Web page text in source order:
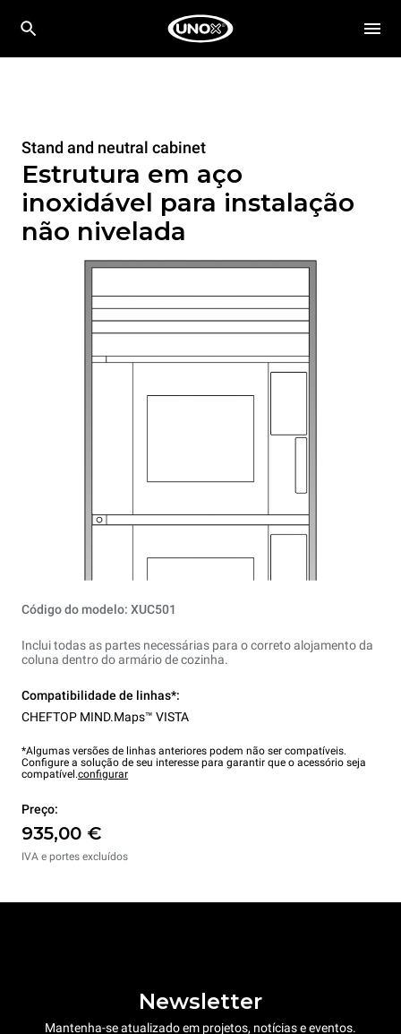
Stand and neutral cabinet
Estrutura em aço
inoxidável para instalação
não nivelada
Código do modelo: XUC501
Inclui todas as partes necessárias para o correto alojamento da
coluna dentro do armário de cozinha.
Compatibilidade de linhas*:
CHEFTOP MIND.Maps™ VISTA
*Algumas versões de linhas anteriores podem não ser compatíveis.
Configure a solução de seu interesse para garantir que o acessório seja
compatível.configurar
Preço:
935,00 €
IVA e portes excluídos
Newsletter
Mantenha-se atualizado em projetos, notícias e eventos.